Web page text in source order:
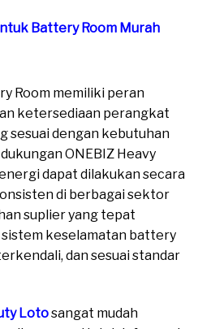
Battery Room Murah
Room memiliki peran
ketersediaan perangkat
sesuai dengan kebutuhan
ONEBIZ Heavy
dapat dilakukan secara
di berbagai sektor
suplier yang tepat
keselamatan battery
dan sesuai standar
Lotosangat mudah